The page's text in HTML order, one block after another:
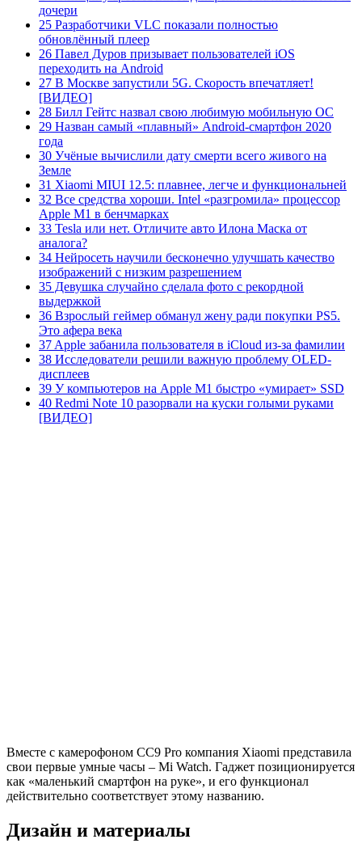
дочери
25 Разработчики VLC показали полностью
обновлённый плеер
26 Павел Дуров призывает пользователей iOS
переходить на Android
27 В Москве запустили 5G. Скорость впечатляет!
[ВИДЕО]
28 Билл Гейтс назвал свою любимую мобильную ОС
29 Назван самый «плавный» Android-смартфон 2020
года
30 Учёные вычислили дату смерти всего живого на
Земле
31 Xiaomi MIUI 12.5: плавнее, легче и функциональней
32 Все средства хороши. Intel «разгромила» процессор
Apple M1 в бенчмарках
33 Tesla или нет. Отличите авто Илона Маска от
аналога?
34 Нейросеть научили бесконечно улучшать качество
изображений с низким разрешением
35 Девушка случайно сделала фото с рекордной
выдержкой
36 Взрослый геймер обманул жену ради покупки PS5.
Это афера века
37 Apple забанила пользователя в iCloud из-за фамилии
38 Исследователи решили важную проблему OLED-
дисплеев
39 У компьютеров на Apple M1 быстро «умирает» SSD
40 Redmi Note 10 разорвали на куски голыми руками
[ВИДЕО]
Вместе с камерофоном CC9 Pro компания Xiaomi представила
свои первые умные часы – Mi Watch. Гаджет позиционируется
как «маленький смартфон на руке», и его функционал
действительно соответствует этому названию.
Дизайн и материалы